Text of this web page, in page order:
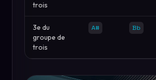
trois
3e du
groupe de
trois
A# Bb